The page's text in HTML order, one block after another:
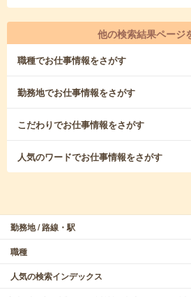
他の検索結果ページ
職種でお仕事情報をさがす
勤務地でお仕事情報をさがす
こだわりでお仕事情報をさがす
人気のワードでお仕事情報をさがす
勤務地 / 路線・駅
職種
人気の検索インデックス